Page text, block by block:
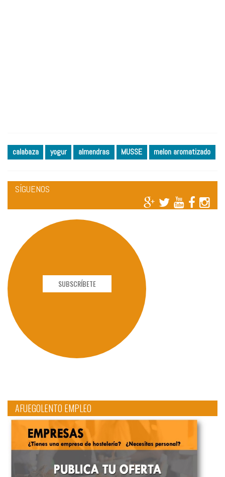
calabaza yogur almendras MUSSE melon aromatizado
SÍGUENOS
SUBSCRÍBETE
AFUEGOLENTO EMPLEO